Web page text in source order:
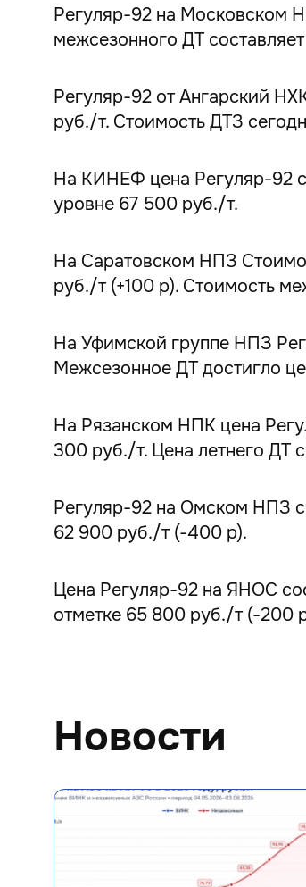
Регуляр-92 на Московском
межсезонного ДТ
Регуляр-92 от Ангарский
руб./т. Стоимость ДТЗ
На КИНЕФ цена Регуляр-92
уровне 67 500 руб./т.
На Саратовском НПЗ
руб./т (+100 р). Стоимость
На Уфимской группе НПЗ
Межсезонное ДТ достигло
На Рязанском НПК цена
300 руб./т. Цена летнего ДТ
Регуляр-92 на Омском НПЗ
62 900 руб./т (-400 р).
Цена Регуляр-92 на ЯНОС
отметке 65 800 руб./т (-200
Новости